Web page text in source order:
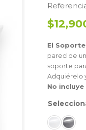
El
pared de
soporte
Adquiérelo
No